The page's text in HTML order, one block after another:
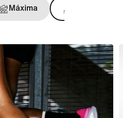
Máxima